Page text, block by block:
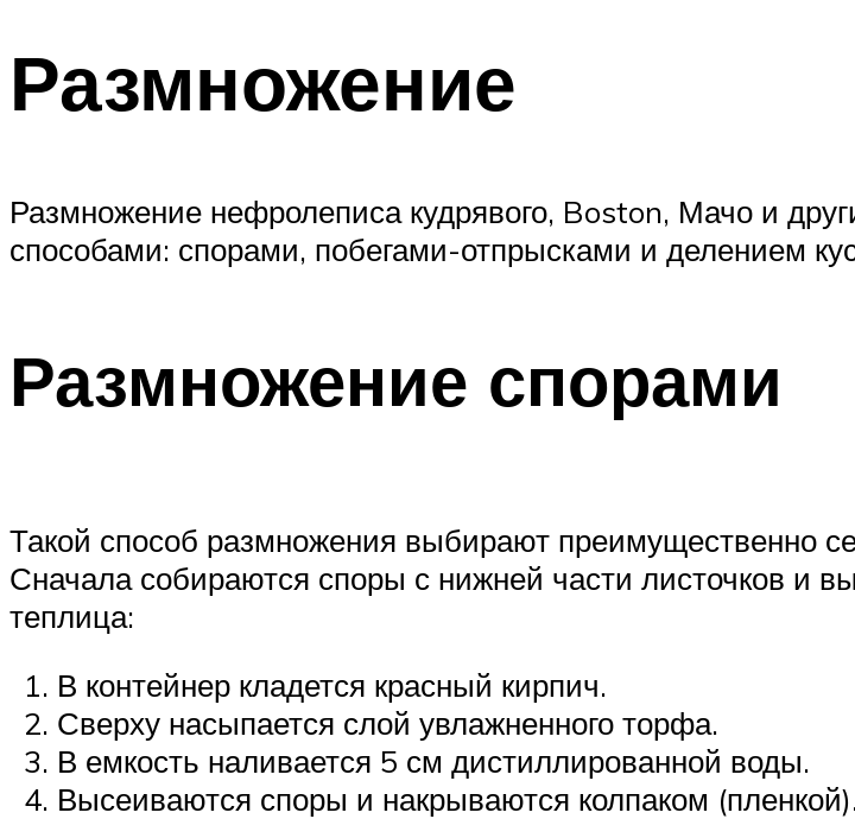
Размножение
Размножение нефролеписа кудрявого, Boston, Мачо и
способами: спорами, побегами-отпрысками и делением
Размножение спорами
Такой способ размножения выбирают преимущественно
Сначала собираются споры с нижней части листочков и
теплица:
В контейнер кладется красный кирпич.
Сверху насыпается слой увлажненного торфа.
В емкость наливается 5 см дистиллированной воды.
Высеиваются споры и накрываются колпаком